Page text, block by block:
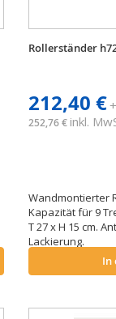
Rollerständer
212,40 €
252,76 € inkl.
Wandmontierter
Kapazität für 9
T 27 x H 15 cm.
Lackierung.
In